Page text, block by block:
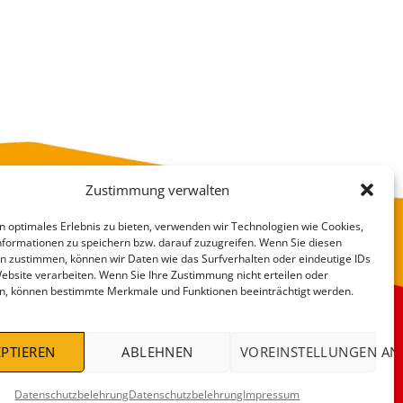
Zustimmung verwalten
optimales Erlebnis zu bieten, verwenden wir Technologien wie Cookies,
zu speichern bzw. darauf zuzugreifen. Wenn Sie diesen
zustimmen, können wir Daten wie das Surfverhalten oder eindeutige IDs
verarbeiten. Wenn Sie Ihre Zustimmung nicht erteilen oder
können bestimmte Merkmale und Funktionen beeinträchtigt werden.
ABLEHNEN VOREINSTELLUNGEN
DatenschutzbelehrungDatenschutzbelehrungImpressum